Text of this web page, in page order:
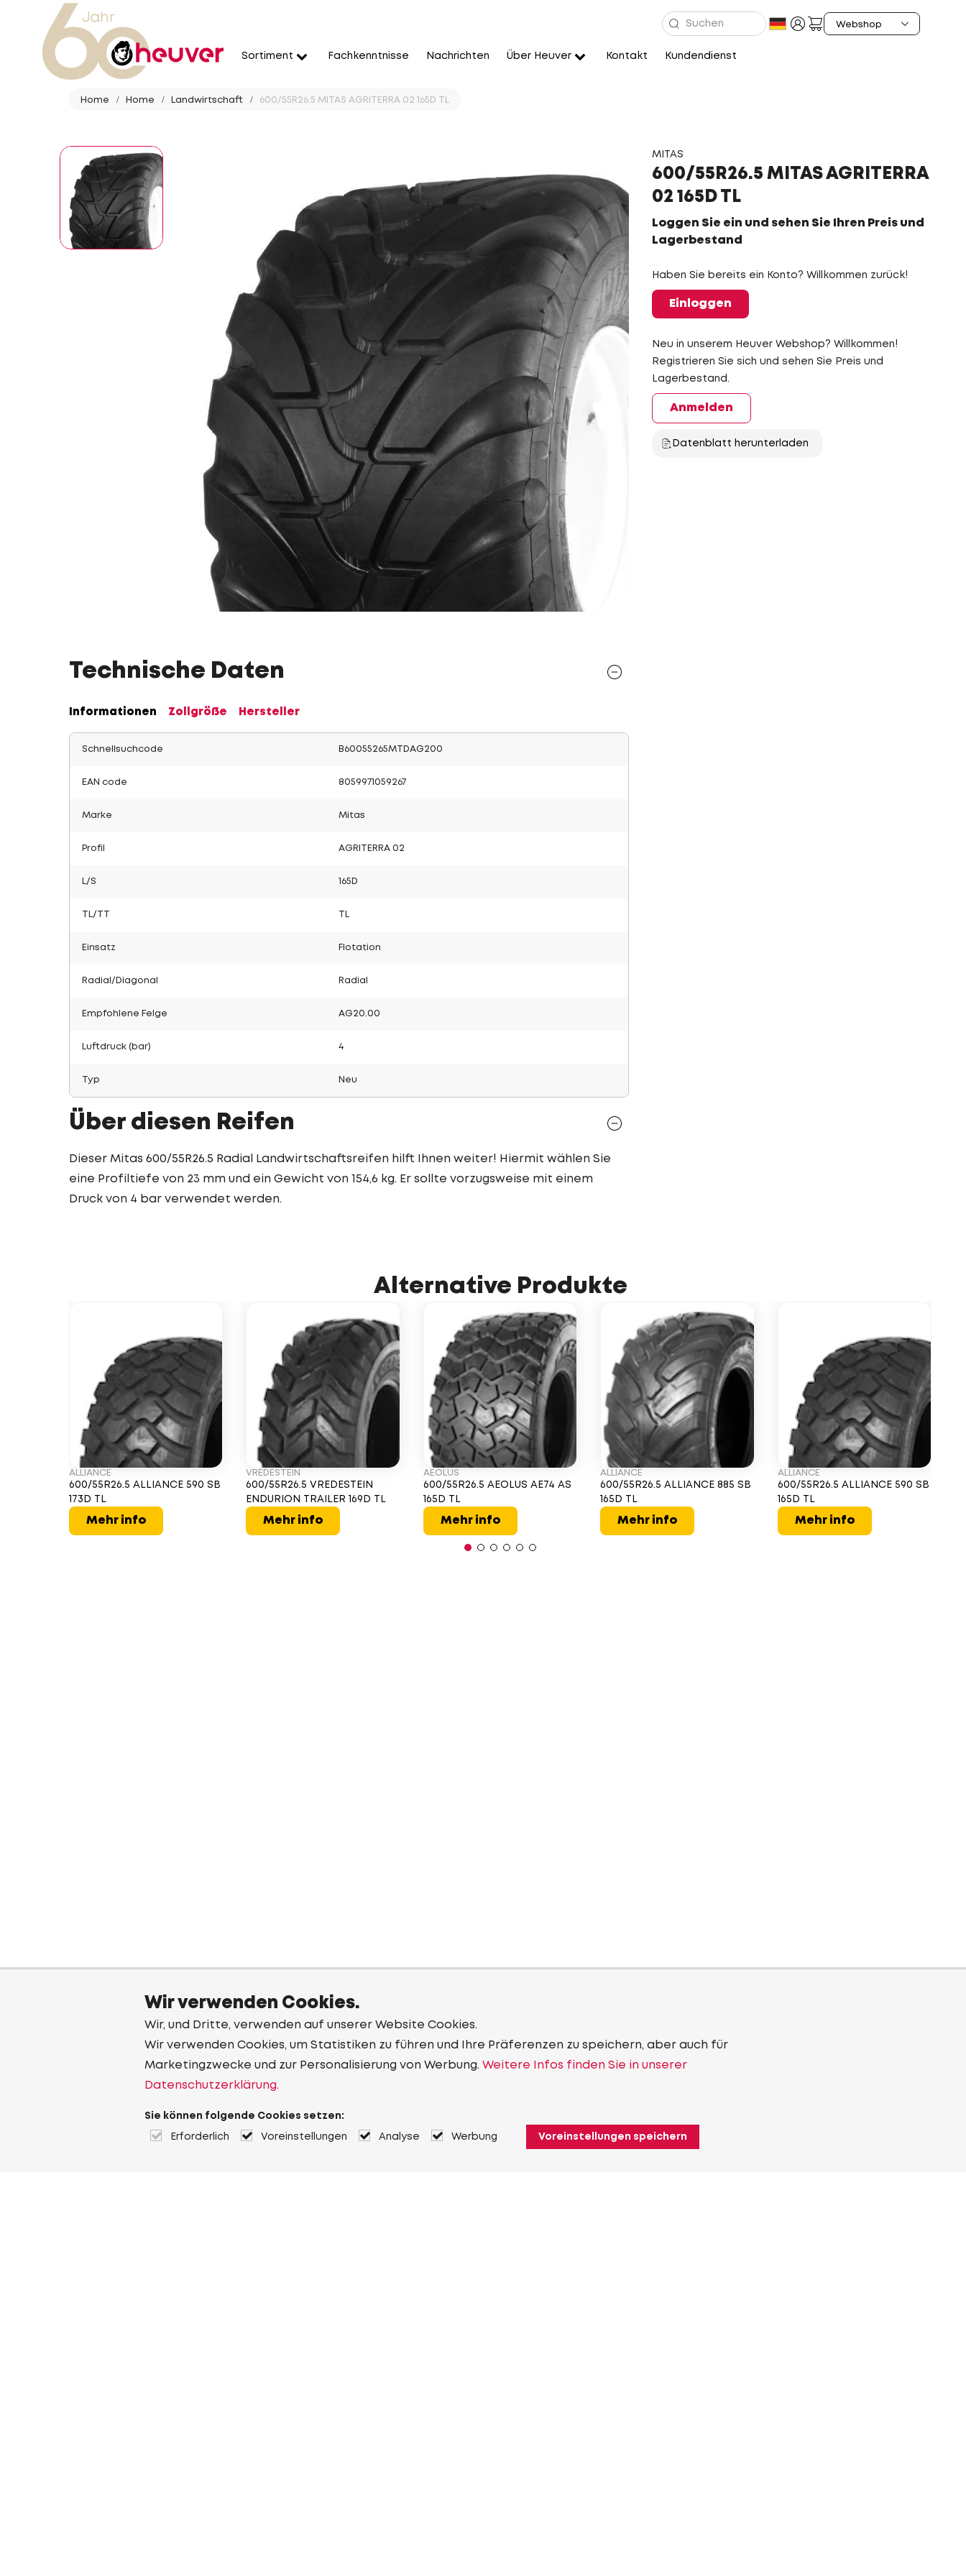
Sortiment Fachkenntnisse Nachrichten Über Heuver Kontakt Kundendienst
Home Home Landwirtschaft 600/55R26.5 MITAS AGRITERRA 02 165D TL
MITAS
600/55R26.5 MITAS AGRITERRA
02 165D TL
Loggen Sie ein und sehen Sie Ihren Preis und
Lagerbestand
Haben Sie bereits ein Konto? Willkommen zurück!
Einloggen
Neu in unserem Heuver Webshop? Willkommen!
Registrieren Sie sich und sehen Sie Preis und
Lagerbestand.
Anmelden
Datenblatt herunterladen
Technische Daten
Informationen Zollgröße Hersteller
Schnellsuchcode B60055265MTDAG200
EAN code 8059971059267
Marke Mitas
Profil AGRITERRA 02
L/S 165D
TL/TT
Einsatz Flotation
Radial/Diagonal Radial
Empfohlene Felge AG20.00
Luftdruck (bar) 4
Typ Neu
Über diesen Reifen
Dieser Mitas 600/55R26.5 Radial Landwirtschaftsreifen hilft Ihnen weiter! Hiermit wählen Sie
eine Profiltiefe von 23 mm und ein Gewicht von 154,6 kg. Er sollte vorzugsweise mit einem
Druck von 4 bar verwendet werden.
Alternative Produkte
ALLIANCE
600/55R26.5 ALLIANCE 590 SB
173D TL
Mehr info
VREDESTEIN
600/55R26.5 VREDESTEIN
ENDURION TRAILER 169D TL
Mehr info
AEOLUS
600/55R26.5 AEOLUS AE74 AS
165D TL
Mehr info
ALLIANCE
600/55R26.5 ALLIANCE 885 SB
165D TL
Mehr info
ALLIANCE
600/55R26.5 ALLIANCE 590 SB
165D TL
Mehr info
Wir verwenden Cookies.
Wir, und Dritte, verwenden auf unserer Website Cookies.
Wir verwenden Cookies, um Statistiken zu führen und Ihre Präferenzen zu speichern, aber auch für
Marketingzwecke und zur Personalisierung von Werbung. Weitere Infos finden Sie in unserer
Datenschutzerklärung.
Sie können folgende Cookies setzen:
Erforderlich Voreinstellungen Analyse Werbung Voreinstellungen speichern